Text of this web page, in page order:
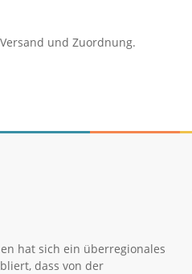
und Zuordnung.
hat sich ein überregionales
dass von der